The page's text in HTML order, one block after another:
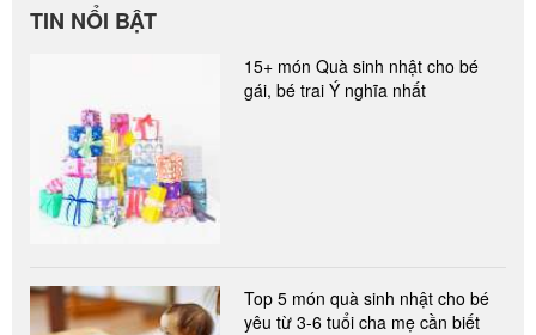
TIN NỔI BẬT
15+ món Quà sinh nhật cho bé
gái, bé trai Ý nghĩa nhất
Top 5 món quà sinh nhật cho bé
yêu từ 3-6 tuổi cha mẹ cần biết